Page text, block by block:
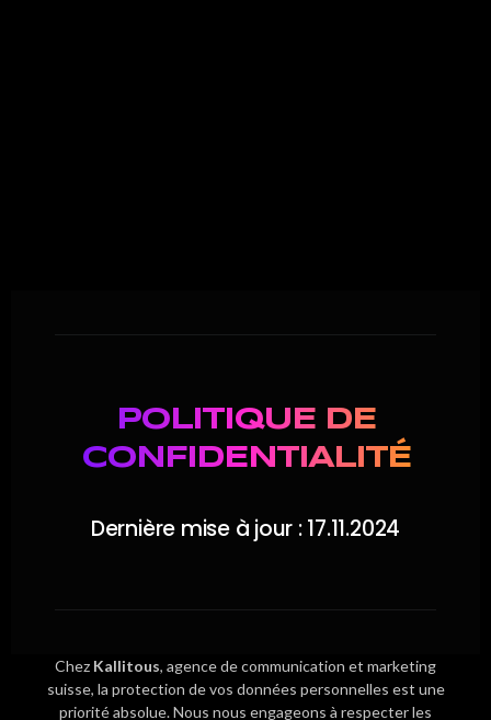
POLITIQUE DE
CONFIDENTIALITÉ
Dernière mise à jour : 17.11.2024
Chez Kallitous, agence de communication et marketing
suisse, la protection de vos données personnelles est une
priorité absolue. Nous nous engageons à respecter les